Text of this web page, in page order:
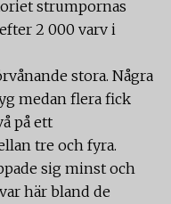
strumpornas
2 000 varv i
stora. Några
medan flera fick
på ett
tre och fyra.
sig minst och
här bland de